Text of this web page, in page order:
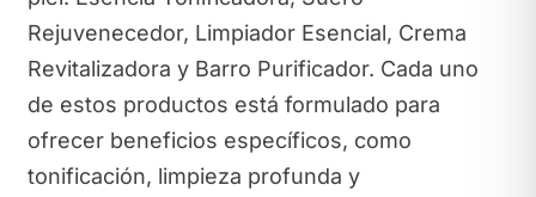
Rejuvenecedor, Limpiador Esencial, Crema
Revitalizadora y Barro Purificador. Cada uno
de estos productos está formulado para
ofrecer beneficios específicos, como
tonificación, limpieza profunda y